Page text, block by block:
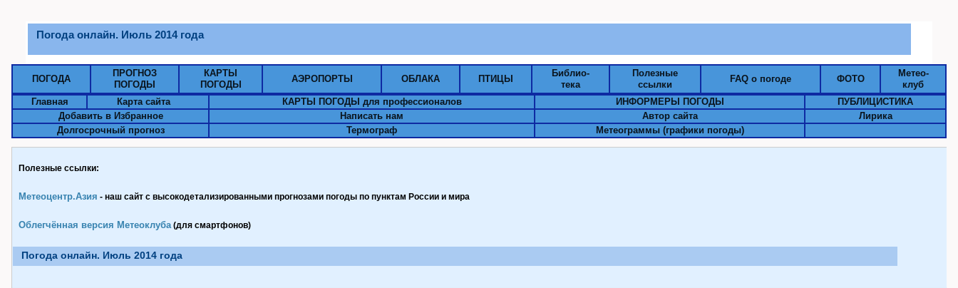
Погода онлайн. Июль 2014 года
ПОГОДА
ПРОГНОЗ
ПОГОДЫ
КАРТЫ
ПОГОДЫ
АЭРОПОРТЫ ОБЛАКА ПТИЦЫ
Библио-
тека
Полезные
ссылки
FAQ о погоде ФОТО
Метео-
клуб
Главная
Карта сайта КАРТЫ ПОГОДЫ для профессионалов ИНФОРМЕРЫ ПОГОДЫ
ПУБЛИЦИСТИКА
Добавить в Избранное
Написать нам Автор сайта
Лирика
Долгосрочный прогноз
Термограф Метеограммы (графики погоды)
Полезные ссылки:
Метеоцентр.Азия - наш сайт с высокодетализированными прогнозами погоды по пунктам Pоссии и мира
Облегчённая версия Метеоклуба(для смартфонов)
Погода онлайн. Июль 2014 года